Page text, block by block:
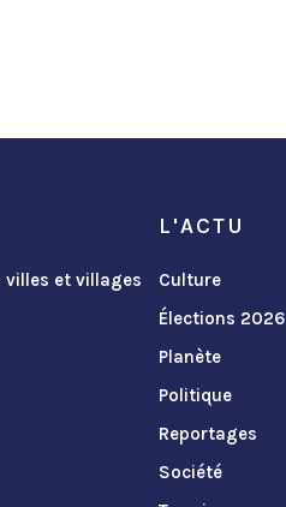
villes et villages
L'ACTU
Culture
Élections 2026
Planète
Politique
Reportages
Société